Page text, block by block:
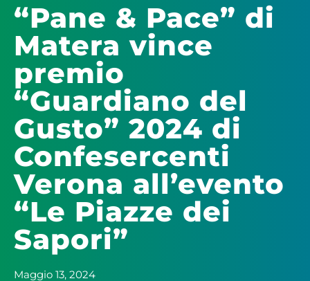
“Pane & Pace” di
Matera vince
premio
“Guardiano del
Gusto” 2024 di
Confesercenti
Verona all’evento
“Le Piazze dei
Sapori”
Maggio 13, 2024